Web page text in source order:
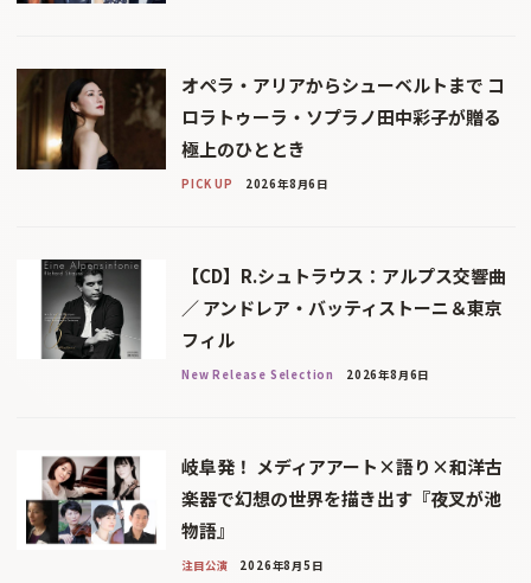
オペラ・アリアからシューベルトまで コ
ロラトゥーラ・ソプラノ田中彩子が贈る
極上のひととき
PICK UP 2026年8月6日
【CD】R.シュトラウス：アルプス交響曲
／ アンドレア・バッティストーニ＆東京
フィル
New Release Selection 2026年8月6日
岐阜発！ メディアアート×語り×和洋古
楽器で幻想の世界を描き出す『夜叉が池
物語』
注目公演 2026年8月5日